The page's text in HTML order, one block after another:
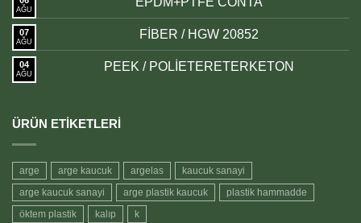
AĞU
07
AĞU
FİBER / HGW 20852
04
AĞU
PEEK / POLİETERETERKETON
ÜRÜN ETIKETLERI
arge arge kaucuk argelas
kaucuk sanayi
arge kaucuk sanayi
arge plastik kaucuk
plastik hammadde
öktem plastik
kalıp k